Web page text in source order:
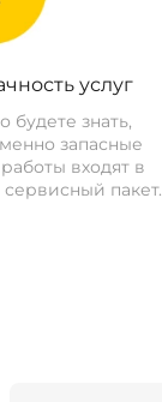
услуг
будете знать,
запасные
входят в
пакет.